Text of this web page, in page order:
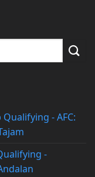
- AFC:
-